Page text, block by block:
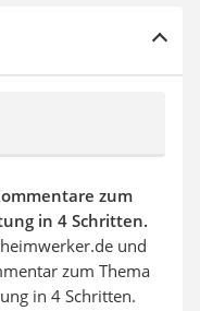
zum
in 4 Schritten.
und
zum Thema
in 4 Schritten.